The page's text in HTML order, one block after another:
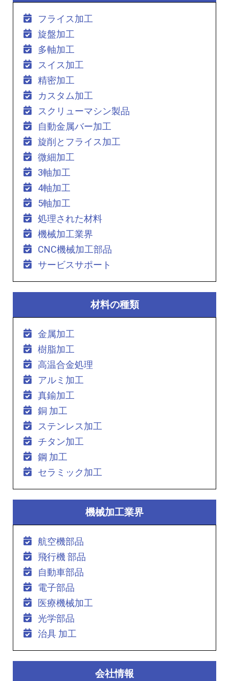
フライス加工
旋盤加工
多軸加工
スイス加工
精密加工
カスタム加工
スクリューマシン製品
自動金属バー加工
旋削とフライス加工
微細加工
3軸加工
4軸加工
5軸加工
処理された材料
機械加工業界
CNC機械加工部品
サービスサポート
材料の種類
金属加工
樹脂加工
高温合金処理
アルミ加工
真鍮加工
銅 加工
ステンレス加工
チタン加工
鋼 加工
セラミック加工
機械加工業界
航空機部品
飛行機 部品
自動車部品
電子部品
医療機械加工
光学部品
治具 加工
会社情報